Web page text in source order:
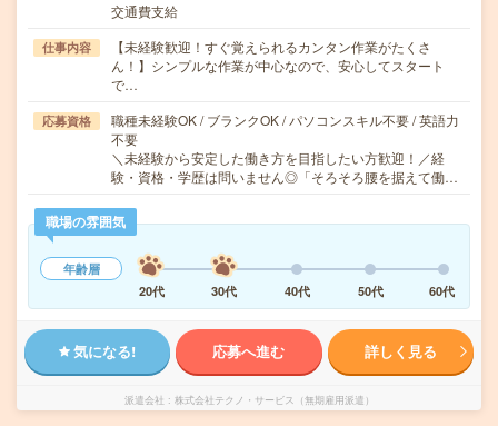
交通費支給
仕事内容
【未経験歓迎！すぐ覚えられるカンタン作業がたくさ
ん！】シンプルな作業が中心なので、安心してスタート
で…
応募資格
職種未経験OK / ブランクOK / パソコンスキル不要 / 英語力
不要
＼未経験から安定した働き方を目指したい方歓迎！／経
験・資格・学歴は問いません◎「そろそろ腰を据えて働…
職場の雰囲気
年齢層
20代
30代 40代 50代 60代
気になる! 応募へ進む 詳しく見る
派遣会社 株式会社テクノ・サービス（無期雇用派遣）